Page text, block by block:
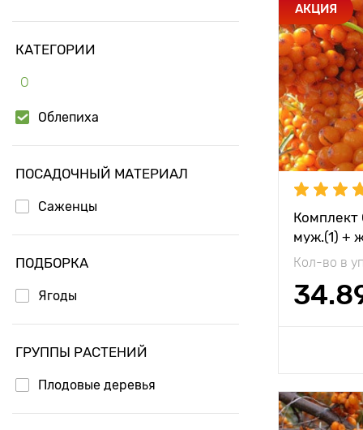
КАТЕГОРИИ
О
Облепиха
ПОСАДОЧНЫЙ МАТЕРИАЛ
Саженцы
ПОДБОРКА
Ягоды
ГРУППЫ РАСТЕНИЙ
Плодовые деревья
АКЦИЯ
Комплект
муж.(1) +
Кол-во в
Высота
Растояние
растениями
Вес плода